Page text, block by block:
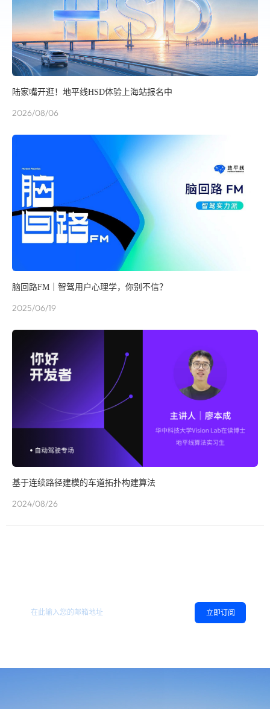
陆家嘴开逛！地平线HSD体验上海站报名中
2026/08/06
脑回路FM｜智驾用户心理学，你别不信？
2025/06/19
基于连续路径建模的车道拓扑构建算法
2024/08/26
立即订阅